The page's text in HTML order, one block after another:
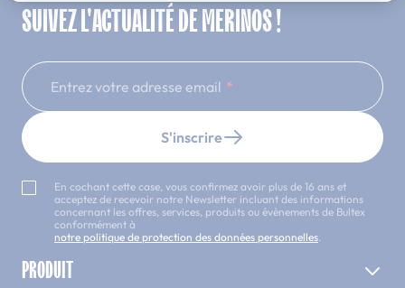
SUIVEZ L'ACTUALITÉ DE MERINOS !
Entrez votre adresse email
S'inscrire
En cochant cette case, vous confirmez avoir plus de 16 ans et
acceptez de recevoir notre Newsletter incluant des informations
concernant les offres, services, produits ou évènements de Bultex
conformément à
notre politique de protection des données personnelles.
PRODUIT